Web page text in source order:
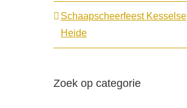
Schaapscheerfeest Kesselse
Heide
Zoek op categorie